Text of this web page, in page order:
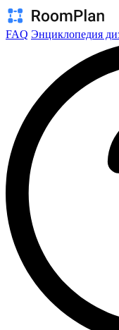
FAQ Энциклопедия